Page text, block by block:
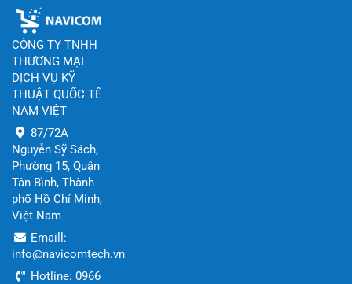
CÔNG TY TNHH
THƯƠNG MẠI
DỊCH VỤ KỸ
THUẬT QUỐC TẾ
NAM VIỆT
87/72A
Nguyễn Sỹ Sách,
Phường 15, Quận
Tân Bình, Thành
phố Hồ Chí Minh,
Việt Nam
Emaill:
info@navicomtech.vn
Hotline: 0966